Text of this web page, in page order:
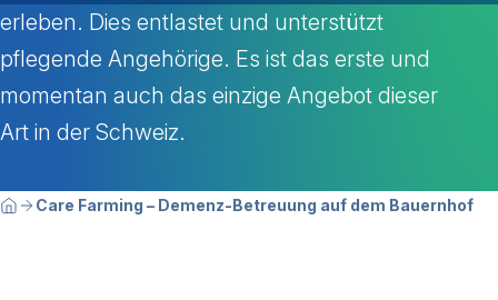
erleben. Dies entlastet und unterstützt
pflegende Angehörige. Es ist das erste und
momentan auch das einzige Angebot dieser
Art in der Schweiz.
Breadcrumbnavigation
Sie befinden sich hier:
HomeCare Farming – Demenz-Betreuung auf dem Bauernhof